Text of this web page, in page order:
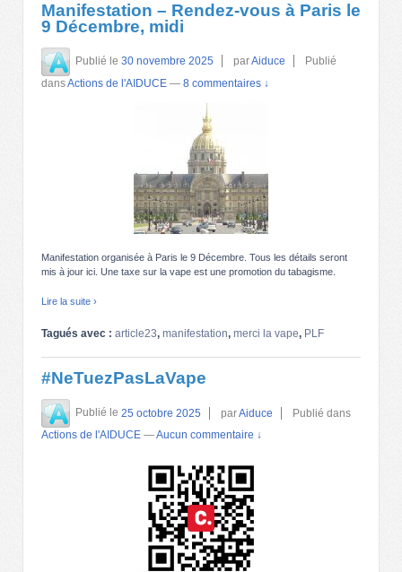
Manifestation – Rendez-vous à Paris le
9 Décembre, midi
Publié le 30 novembre 2025 parAiduce
Publié
dansActions de l'AIDUCE — 8 commentaires ↓
Manifestation organisée à Paris le 9 Décembre. Tous les détails seront
mis à jour ici. Une taxe sur la vape est une promotion du tabagisme.
Lire la suite ›
Tagués avec : article23, manifestation, merci la vape, PLF
#NeTuezPasLaVape
Publié le 25 octobre 2025 parAiduce
Publié dans
Actions de l'AIDUCE —Aucun commentaire ↓